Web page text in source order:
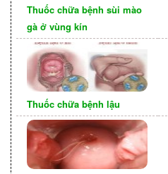
Thuốc chữa bệnh sùi mào
gà ở vùng kín
Thuốc chữa bệnh lậu